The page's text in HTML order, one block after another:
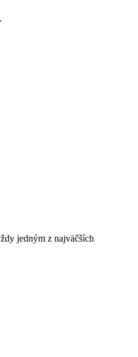
jedným z najväčších